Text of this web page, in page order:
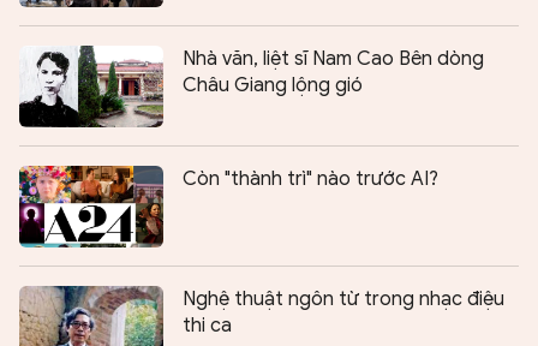
Nhà văn, liệt sĩ Nam Cao Bên dòng
Châu Giang lộng gió
Còn "thành trì" nào trước AI?
Nghệ thuật ngôn từ trong nhạc điệu
thi ca